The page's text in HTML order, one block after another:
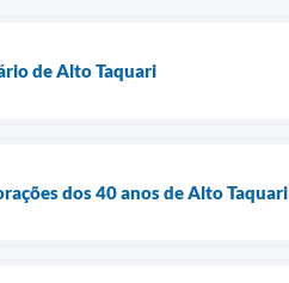
de Alto Taquari
dos 40 anos de Alto Taquari